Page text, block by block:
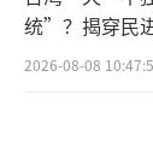
统”？揭穿民
2026-08-08